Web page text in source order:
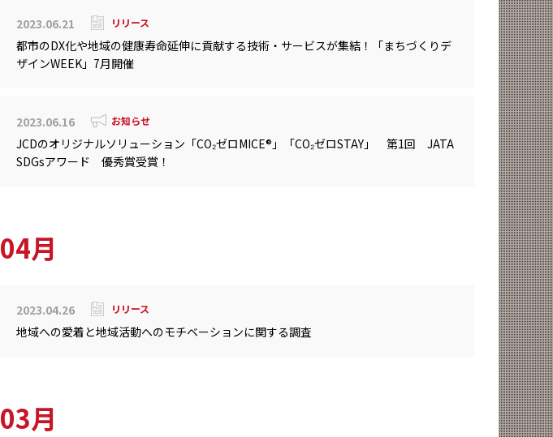
2023.06.21 リリース
都市のDX化や地域の健康寿命延伸に貢献する技術・サービスが集結！「まちづくりデ
ザインWEEK」7月開催
2023.06.16 お知らせ
JCDのオリジナルソリューション「CO₂ゼロMICE®」「CO₂ゼロSTAY」 第1回 JATA
SDGsアワード 優秀賞受賞！
04月
2023.04.26 リリース
地域への愛着と地域活動へのモチベーションに関する調査
03月